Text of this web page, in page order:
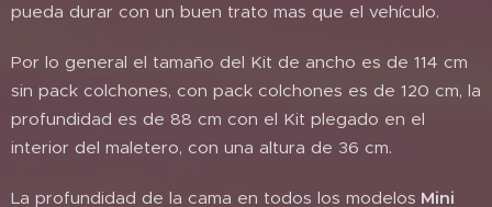
pueda durar con un buen trato mas que el vehículo.
Por lo general el tamaño del Kit de ancho es de 114 cm
sin pack colchones, con pack colchones es de 120 cm, la
profundidad es de 88 cm con el Kit plegado en el
interior del maletero, con una altura de 36 cm.
La profundidad de la cama en todos los modelos Mini